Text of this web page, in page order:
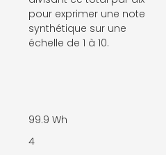
pour exprimer une note
synthétique sur une
échelle de 1 à 10.
99.9 Wh
4